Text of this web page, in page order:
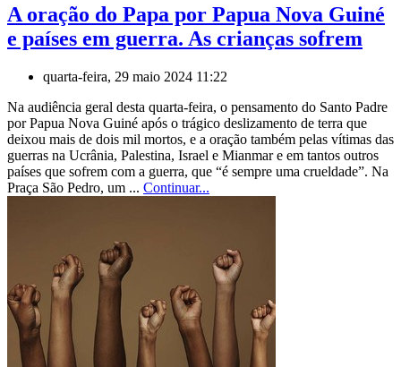
A oração do Papa por Papua Nova Guiné
e países em guerra. As crianças sofrem
quarta-feira, 29 maio 2024 11:22
Na audiência geral desta quarta-feira, o pensamento do Santo Padre
por Papua Nova Guiné após o trágico deslizamento de terra que
deixou mais de dois mil mortos, e a oração também pelas vítimas das
guerras na Ucrânia, Palestina, Israel e Mianmar e em tantos outros
países que sofrem com a guerra, que “é sempre uma crueldade”. Na
Praça São Pedro, um ... Continuar...